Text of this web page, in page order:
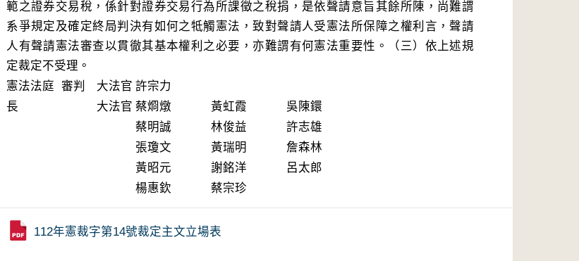
範之證券交易稅，係針對證券交易行為所課徵之稅捐，是依聲請意旨其餘所陳，尚難謂
系爭規定及確定終局判決有如何之牴觸憲法，致對聲請人受憲法所保障之權利言，聲請
人有聲請憲法審查以貫徹其基本權利之必要，亦難謂有何憲法重要性。（三）依上述規
憲法法庭 審判
長
大法官 許宗力
大法官 蔡烱燉 黃虹霞
吳陳鐶
蔡明誠
林俊益
許志雄
張瓊文
黃瑞明
詹森林
黃昭元
謝銘洋
呂太郎
楊惠欽
蔡宗珍
112年憲裁字第14號裁定主文立場表